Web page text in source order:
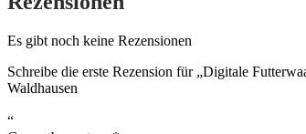
Es gibt noch keine Rezensionen
Schreibe die erste Rezension für „Digitale
Waldhausen
“